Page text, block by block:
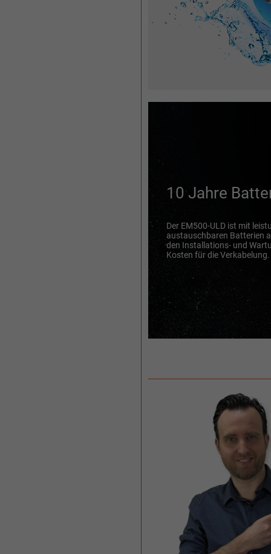
10 Jahre
Der EM500-ULD ist mit
austauschbaren Batterien
den Installations- und
Kosten für die Verkabelung.